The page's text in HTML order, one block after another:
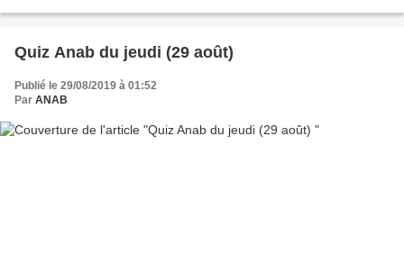
Quiz Anab du jeudi (29 août)
Publié le 29/08/2019 à 01:52
Par ANAB